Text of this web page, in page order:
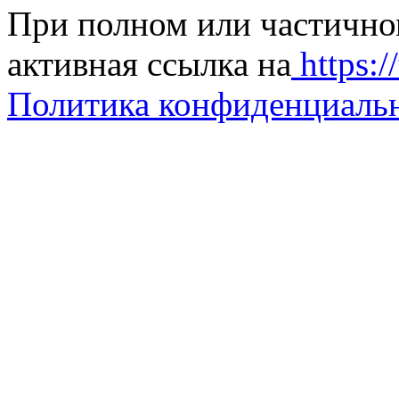
При полном или
активная ссылка на
Политика